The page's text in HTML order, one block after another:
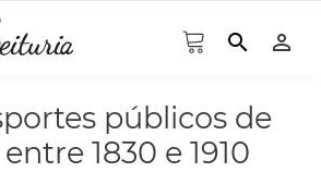
search person_outline
públicos de
1830 e 1910